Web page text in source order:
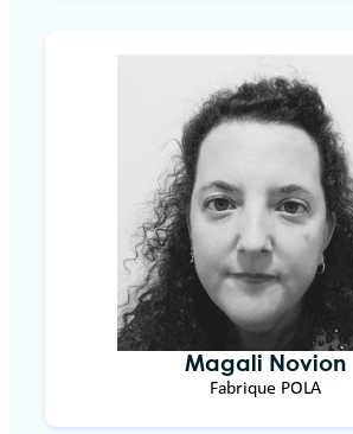
Magali Novion
Fabrique POLA